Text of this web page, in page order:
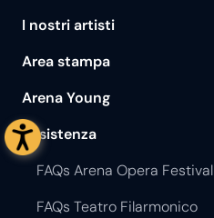
I nostri artisti
Area stampa
Arena Young
Assistenza
FAQs Arena Opera Festival
FAQs Teatro Filarmonico